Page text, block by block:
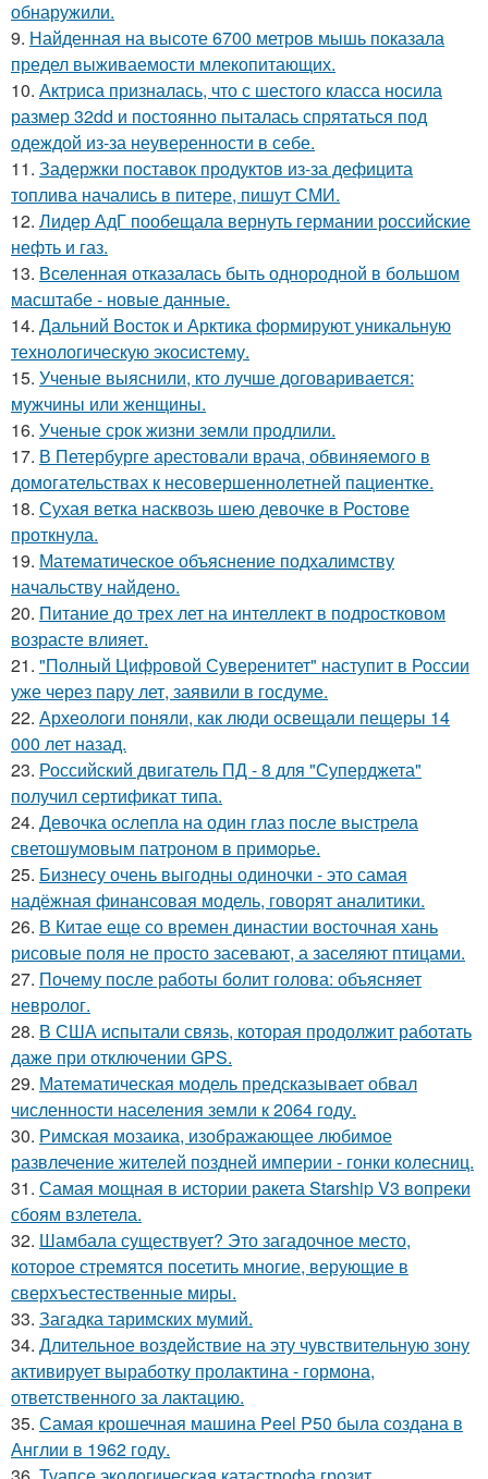
обнаружили.
9. Найденная на высоте 6700 метров мышь показала
предел выживаемости млекопитающих.
10. Актриса призналась, что с шестого класса носила
размер 32dd и постоянно пыталась спрятаться под
одеждой из-за неуверенности в себе.
11. Задержки поставок продуктов из-за дефицита
топлива начались в питере, пишут СМИ.
12. Лидер АдГ пообещала вернуть германии российские
нефть и газ.
13. Вселенная отказалась быть однородной в большом
масштабе - новые данные.
14. Дальний Восток и Арктика формируют уникальную
технологическую экосистему.
15. Ученые выяснили, кто лучше договаривается:
мужчины или женщины.
16. Ученые срок жизни земли продлили.
17. В Петербурге арестовали врача, обвиняемого в
домогательствах к несовершеннолетней пациентке.
18. Сухая ветка насквозь шею девочке в Ростове
проткнула.
19. Математическое объяснение подхалимству
начальству найдено.
20. Питание до трех лет на интеллект в подростковом
возрасте влияет.
21. "Полный Цифровой Суверенитет" наступит в России
уже через пару лет, заявили в госдуме.
22. Археологи поняли, как люди освещали пещеры 14
000 лет назад.
23. Российский двигатель ПД - 8 для "Суперджета"
получил сертификат типа.
24. Девочка ослепла на один глаз после выстрела
светошумовым патроном в приморье.
25. Бизнесу очень выгодны одиночки - это самая
надёжная финансовая модель, говорят аналитики.
26. В Китае еще со времен династии восточная хань
рисовые поля не просто засевают, а заселяют птицами.
27. Почему после работы болит голова: объясняет
невролог.
28. В США испытали связь, которая продолжит работать
даже при отключении GPS.
29. Математическая модель предсказывает обвал
численности населения земли к 2064 году.
30. Римская мозаика, изображающее любимое
развлечение жителей поздней империи - гонки колесниц.
31. Самая мощная в истории ракета Starship V3 вопреки
сбоям взлетела.
32. Шамбала существует? Это загадочное место,
которое стремятся посетить многие, верующие в
сверхъестественные миры.
33. Загадка таримских мумий.
34. Длительное воздействие на эту чувствительную зону
активирует выработку пролактина - гормона,
ответственного за лактацию.
35. Самая крошечная машина Peel P50 была создана в
Англии в 1962 году.